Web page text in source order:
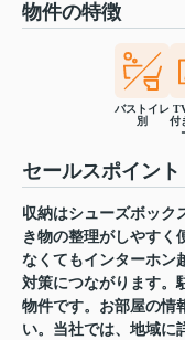
物件の特徴
バストイレ
別
付
セールスポイント
収納はシューズボック
き物の整理がしやすく
なくてもインターホン
対策につながります。
物件です。お部屋の情
い。当社では、地域に